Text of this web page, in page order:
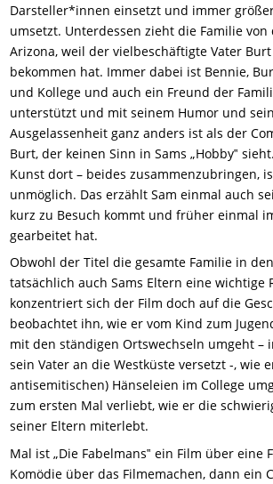
Darsteller*innen einsetzt und immer
umsetzt. Unterdessen zieht die Familie von
Arizona, weil der vielbeschäftigte Vater
bekommen hat. Immer dabei ist Bennie,
und Kollege und auch ein Freund der
unterstützt und mit seinem Humor und
Ausgelassenheit ganz anders ist als der
Burt, der keinen Sinn in Sams „Hobby‟
Kunst dort – beides zusammenzubringen,
unmöglich. Das erzählt Sam einmal auch
kurz zu Besuch kommt und früher einmal
gearbeitet hat.
Obwohl der Titel die gesamte Familie in
tatsächlich auch Sams Eltern eine wichtige
konzentriert sich der Film doch auf die
beobachtet ihn, wie er vom Kind zum
mit den ständigen Ortswechseln umgeht –
sein Vater an die Westküste versetzt -, wie
antisemitischen) Hänseleien im College
zum ersten Mal verliebt, wie er die
seiner Eltern miterlebt.
Mal ist „Die Fabelmans‟ ein Film über eine
Komödie über das Filmemachen, dann ein